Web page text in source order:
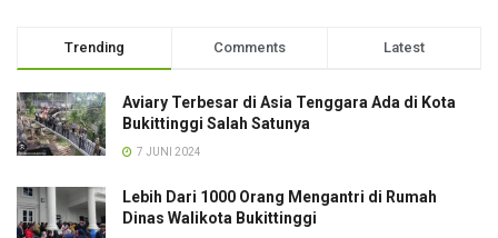
Trending Comments Latest
Aviary Terbesar di Asia Tenggara Ada di Kota
Bukittinggi Salah Satunya
7 JUNI 2024
Lebih Dari 1000 Orang Mengantri di Rumah
Dinas Walikota Bukittinggi